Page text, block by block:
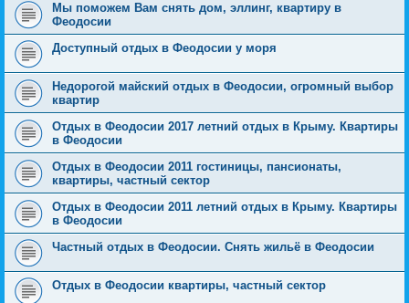
Мы поможем Вам снять дом, эллинг, квартиру в
Феодосии
Доступный отдых в Феодосии у моря
Недорогой майский отдых в Феодосии, огромный выбор
квартир
Отдых в Феодосии 2017 летний отдых в Крыму. Квартиры
в Феодосии
Отдых в Феодосии 2011 гостиницы, пансионаты,
квартиры, частный сектор
Отдых в Феодосии 2011 летний отдых в Крыму. Квартиры
в Феодосии
Частный отдых в Феодосии. Снять жильё в Феодосии
Отдых в Феодосии квартиры, частный сектор